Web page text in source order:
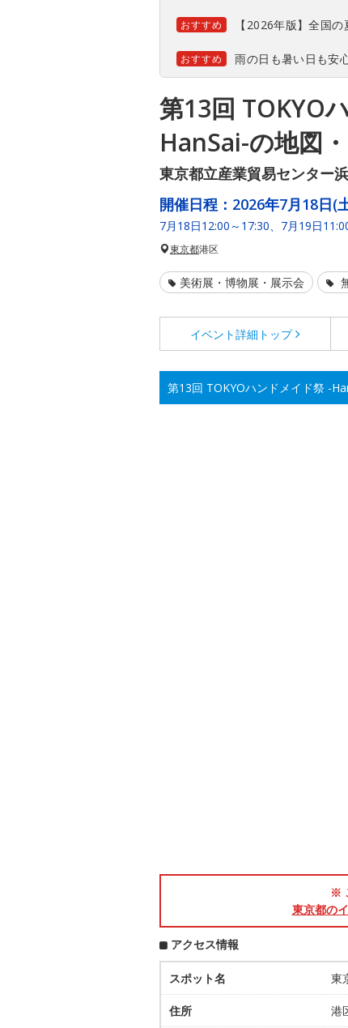
おすすめ 【2026年版】全国
おすすめ 雨の日も暑い日も安
第13回 TOKYO
HanSai-の地図
東京都立産業貿易センター
開催日程： 2026年7月18日(
7月18日12:00～17:30、7月19日
東京都港区
美術展・博物展・展示会
イベント詳細 トップ
第13回 TOKYOハンドメイド祭 -
※
東京都の
アクセス情報
スポット名 東
住所 港